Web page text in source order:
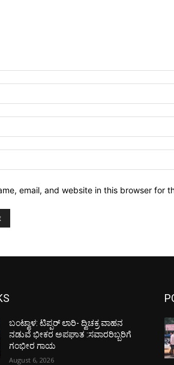
email, and website in this browser for
ಬಂಟ್ವಾಳ: ಟಿಪ್ಪರ್ ಲಾರಿ- ದ್ವಿಚಕ್ರ ವಾಹನ
ನಡುವೆ ಭೀಕರ ಅಪಘಾತ :ಸವಾರರಿಬ್ಬರಿಗೆ
ಗಂಭೀರ ಗಾಯ
August 6, 2026